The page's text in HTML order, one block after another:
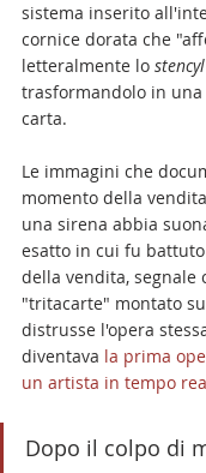
sistema inserito
cornice dorata che
letteralmente lo stencyl
trasformandolo in
carta.
Le immagini che
momento della
una sirena abbia
esatto in cui fu
della vendita, segnale
"tritacarte" montato
distrusse l'opera
diventava la prima
un artista in tempo
Dopo il colpo di